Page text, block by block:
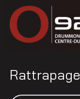
Rattrapage